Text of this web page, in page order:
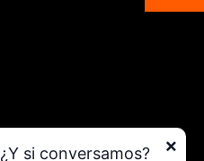
¿Y si conversamos? ×